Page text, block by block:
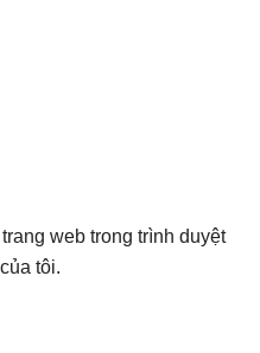
web trong trình duyệt
tôi.